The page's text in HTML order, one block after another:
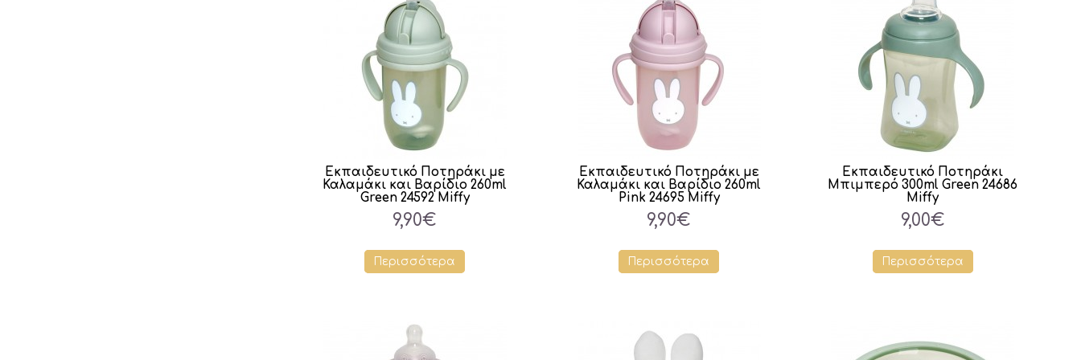
Εκπαιδευτικό Ποτηράκι με
Καλαμάκι και Βαρίδιο 260ml
Green 24592 Miffy
9,90€
Περισσότερα
Εκπαιδευτικό Ποτηράκι με
Καλαμάκι και Βαρίδιο 260ml
Pink 24695 Miffy
9,90€
Περισσότερα
Εκπαιδευτικό Ποτηράκι
Μπιμπερό 300ml Green 24686
Miffy
9,00€
Περισσότερα